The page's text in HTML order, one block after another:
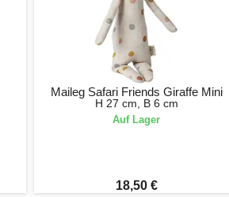
Maileg Safari Friends Giraffe Mini
H 27 cm, B 6 cm
Auf Lager
18,50 €